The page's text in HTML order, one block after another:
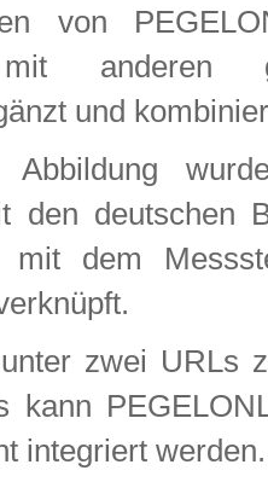
von
anderen
und
den deutschen
mit dem
zwei URLs
kann
integriert werden.